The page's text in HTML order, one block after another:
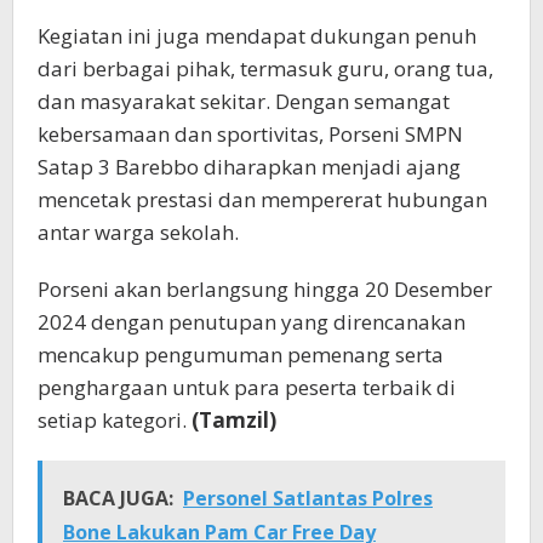
Kegiatan ini juga mendapat dukungan penuh
dari berbagai pihak, termasuk guru, orang tua,
dan masyarakat sekitar. Dengan semangat
kebersamaan dan sportivitas, Porseni SMPN
Satap 3 Barebbo diharapkan menjadi ajang
mencetak prestasi dan mempererat hubungan
antar warga sekolah.
Porseni akan berlangsung hingga 20 Desember
2024 dengan penutupan yang direncanakan
mencakup pengumuman pemenang serta
penghargaan untuk para peserta terbaik di
setiap kategori. (Tamzil)
BACA JUGA: Personel Satlantas Polres
Bone Lakukan Pam Car Free Day